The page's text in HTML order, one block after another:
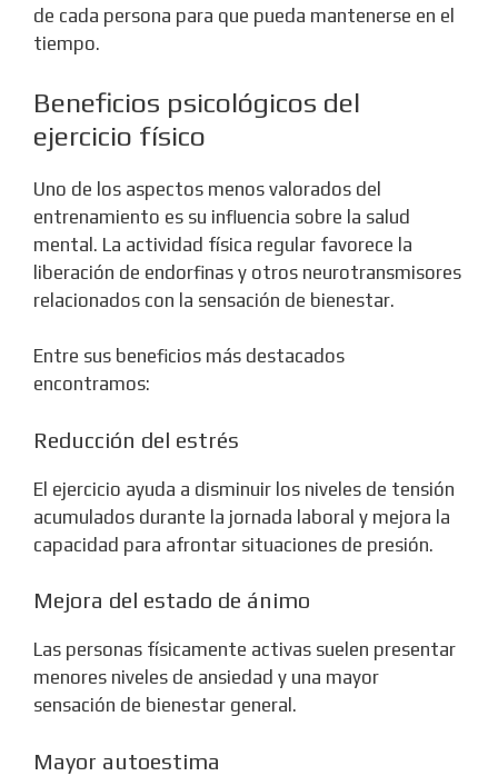
de cada persona para que pueda mantenerse en el
tiempo.
Beneficios psicológicos del
ejercicio físico
Uno de los aspectos menos valorados del
entrenamiento es su influencia sobre la salud
mental. La actividad física regular favorece la
liberación de endorfinas y otros neurotransmisores
relacionados con la sensación de bienestar.
Entre sus beneficios más destacados
encontramos:
Reducción del estrés
El ejercicio ayuda a disminuir los niveles de tensión
acumulados durante la jornada laboral y mejora la
capacidad para afrontar situaciones de presión.
Mejora del estado de ánimo
Las personas físicamente activas suelen presentar
menores niveles de ansiedad y una mayor
sensación de bienestar general.
Mayor autoestima